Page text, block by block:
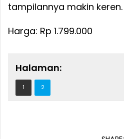
tampilannya makin keren.
Harga: Rp 1.799.000
Halaman:
1 2